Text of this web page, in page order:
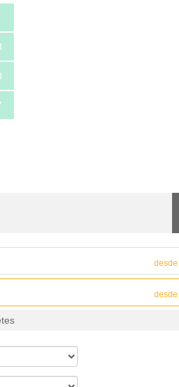
desde
desde